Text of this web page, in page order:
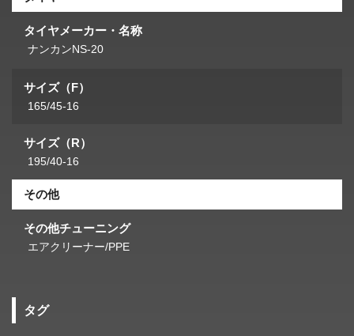
タイヤメーカー・名称
ナンカンNS-20
サイズ（F）
165/45-16
サイズ（R）
195/40-16
その他
その他チューニング
エアクリーナー/PPE
タグ